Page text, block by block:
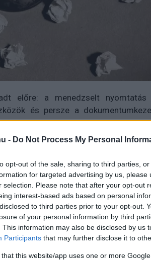
- Do Not Process My Personal
opt-out of the sale, sharing to third parties,
for targeted advertising by us,
selection. Please note that after your opt-out
interest-based ads based on personal
to third parties prior to your opt-out.
of your personal information by third
This information may also be disclosed by us
Participants that may further disclose it to
that this website/app uses one or more
előre: a menedzselt nyomtatás
és persze a
araszolhatunk. Ugyanakkor a
logisztikával hasznosítható
nem minden cég jeleskedik. A
egyben kizárólagos
A változásokról Patkó Zsoltot, a
GLOBAL-UNION történetében. Mit
alapította 1959-ben, a vállalat
elnevezése Kyo(to)